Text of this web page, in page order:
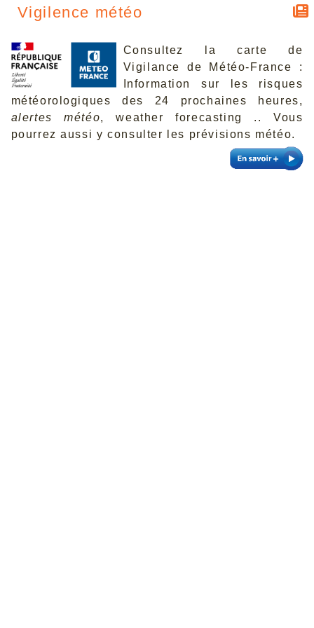
Vigilence météo
Consultez la carte de
Vigilance de Météo-France :
Information sur les risques
météorologiques des 24 prochaines heures,
alertes météo, weather forecasting .. Vous
pourrez aussi y consulter les prévisions météo.